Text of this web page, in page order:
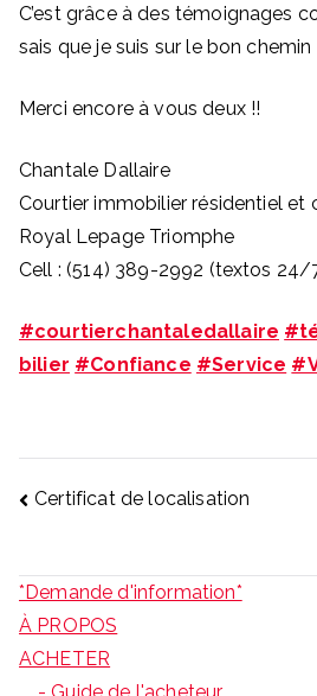
C’est grâce à des témoignages
sais que je suis sur le bon chemin
Merci encore à vous deux !!
Chantale Dallaire
Courtier immobilier résidentiel et
Royal Lepage Triomphe
Cell : (514) 389-2992 (textos 24/
#courtierchantaledallaire
bilier #Confiance #Service
Navigation
l'article
Certificat de localisation
*Demande d'information*
À PROPOS
ACHETER